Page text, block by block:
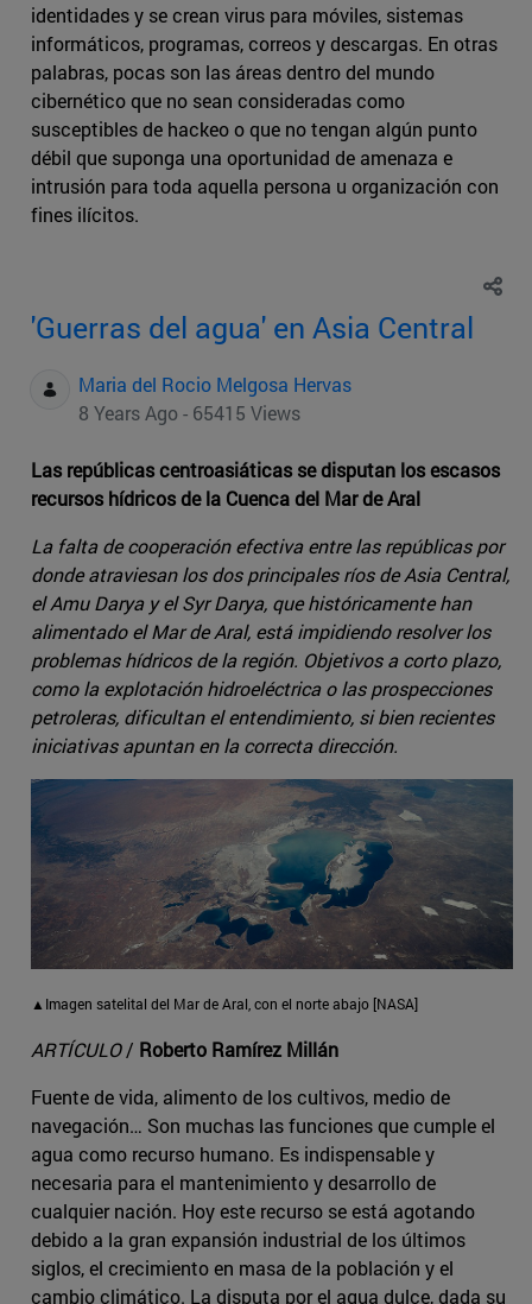
identidades y se crean virus para móviles, sistemas
informáticos, programas, correos y descargas. En otras
palabras, pocas son las áreas dentro del mundo
cibernético que no sean consideradas como
susceptibles de hackeo o que no tengan algún punto
débil que suponga una oportunidad de amenaza e
intrusión para toda aquella persona u organización con
fines ilícitos.
'Guerras del agua' en Asia Central
Maria del Rocio Melgosa Hervas
8 Years Ago - 65415 Views
Las repúblicas centroasiáticas se disputan los escasos
recursos hídricos de la Cuenca del Mar de Aral
La falta de cooperación efectiva entre las repúblicas por
donde atraviesan los dos principales ríos de Asia Central,
el Amu Darya y el Syr Darya, que históricamente han
alimentado el Mar de Aral, está impidiendo resolver los
problemas hídricos de la región. Objetivos a corto plazo,
como la explotación hidroeléctrica o las prospecciones
petroleras, dificultan el entendimiento, si bien recientes
iniciativas apuntan en la correcta dirección.
▲Imagen satelital del Mar de Aral, con el norte abajo [NASA]
ARTÍCULO/ Roberto Ramírez Millán
Fuente de vida, alimento de los cultivos, medio de
navegación… Son muchas las funciones que cumple el
agua como recurso humano. Es indispensable y
necesaria para el mantenimiento y desarrollo de
cualquier nación. Hoy este recurso se está agotando
debido a la gran expansión industrial de los últimos
siglos, el crecimiento en masa de la población y el
cambio climático. La disputa por el agua dulce, dada su